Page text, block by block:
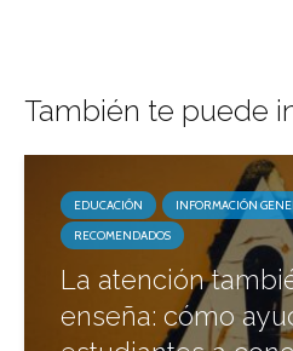
También te puede
EDUCACIÓN
INFORMACIÓN
RECOMENDADOS
La atención
enseña: cómo